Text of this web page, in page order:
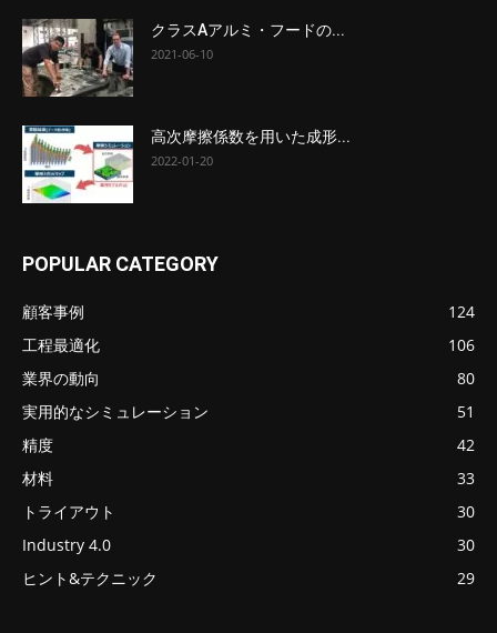
クラスAアルミ・フードの...
2021-06-10
高次摩擦係数を用いた成形...
2022-01-20
POPULAR CATEGORY
顧客事例
124
工程最適化
106
業界の動向
80
実用的なシミュレーション
51
精度
42
材料
33
トライアウト
30
Industry 4.0
30
ヒント&テクニック
29